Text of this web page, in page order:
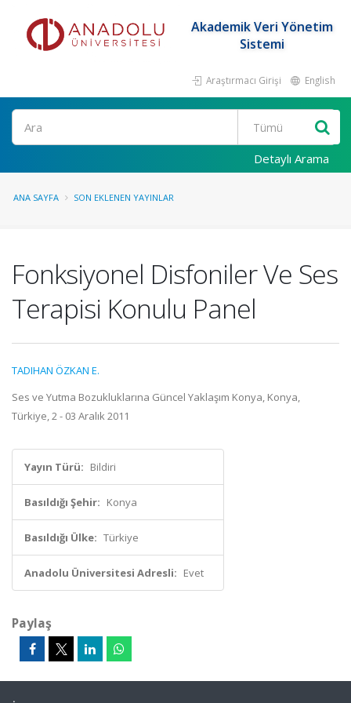
Akademik Veri Yönetim
Sistemi
Araştırmacı Girişi English
Ara
Detaylı Arama
ANA SAYFA SON EKLENEN YAYINLAR
Fonksiyonel Disfoniler Ve Ses
Terapisi Konulu Panel
TADIHAN ÖZKAN E.
Ses ve Yutma Bozukluklarına Güncel Yaklaşım Konya, Konya,
Türkiye, 2 - 03 Aralık 2011
Yayın Türü: Bildiri
Basıldığı Şehir: Konya
Basıldığı Ülke: Türkiye
Anadolu Üniversitesi Adresli: Evet
Paylaş